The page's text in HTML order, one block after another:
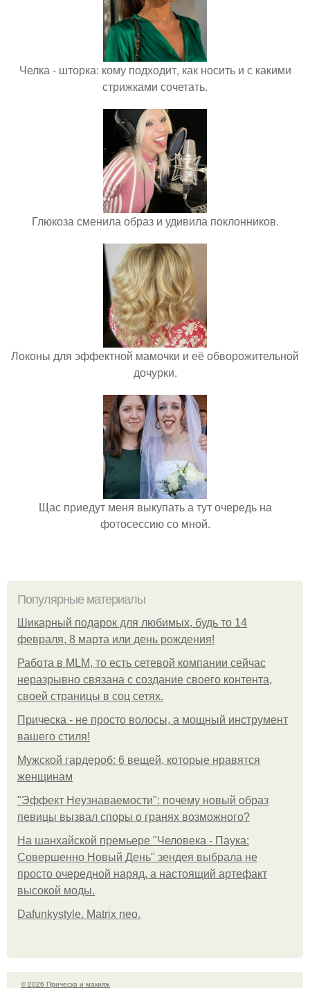
Челка - шторка: кому подходит, как носить и с какими
стрижками сочетать.
Глюкоза сменила образ и удивила поклонников.
Локоны для эффектной мамочки и её обворожительной
дочурки.
Щас приедут меня выкупать а тут очередь на
фотосессию со мной.
Популярные материалы
Шикарный подарок для любимых, будь то 14
февраля, 8 марта или день рождения!
Работа в MLM, то есть сетевой компании сейчас
неразрывно связана с создание своего контента,
своей страницы в соц сетях.
Прическа - не просто волосы, а мощный инструмент
вашего стиля!
Мужской гардероб: 6 вещей, которые нравятся
женщинам
"Эффект Неузнаваемости": почему новый образ
певицы вызвал споры о гранях возможного?
На шанхайской премьере "Человека - Паука:
Совершенно Новый День" зендея выбрала не
просто очередной наряд, а настоящий артефакт
высокой моды.
Dafunkystyle. Matrix neo.
© 2026 Прическа и макияж